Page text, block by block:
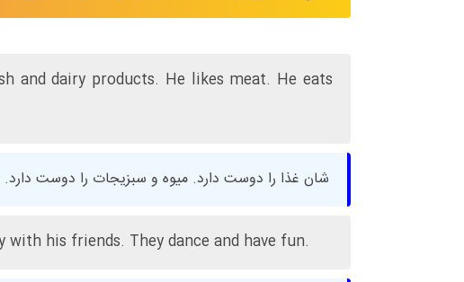
and dairy products. He likes meat. He eats
شان غذا را دوست دارد. میوه و سبزیجات را دوست
his friends. They dance and have fun.